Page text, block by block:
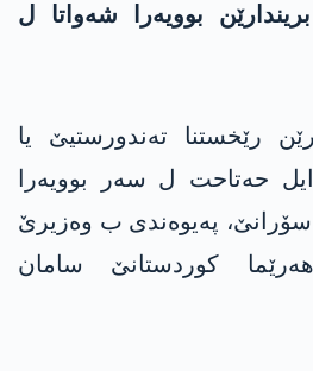
بوویەرا شەواتا ل
رێخستنا تەندورستیێ یا
حەتاحت ل سەر بوویەرا
سۆرانێ، پەیوەندی ب وەزیرێ
کوردستانێ سامان